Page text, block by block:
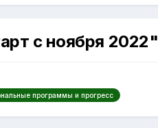
с ноября 2022"
программы и прогресс